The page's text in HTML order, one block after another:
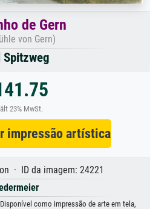
de Gern
von Gern)
Spitzweg
23% MwSt.
impressão artística
· ID da imagem: 24221
como impressão de arte em tela,